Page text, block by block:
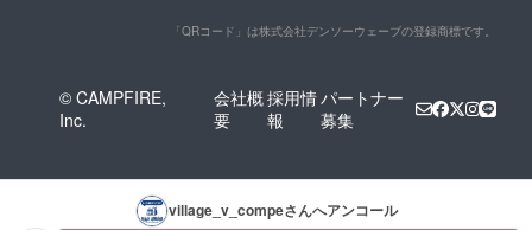
「QRコード」は株式会社デンソーウェーブの登録商標です。
© CAMPFIRE,
Inc.
会社概
要
採用情
報
パートナー
募集
village_v_compeさんへアンコール